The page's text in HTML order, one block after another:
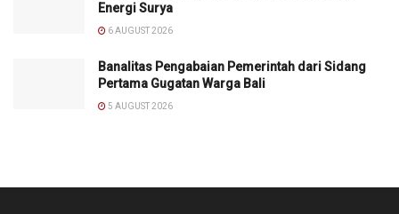
Energi Surya
6 AUGUST 2026
Banalitas Pengabaian Pemerintah dari Sidang
Pertama Gugatan Warga Bali
5 AUGUST 2026